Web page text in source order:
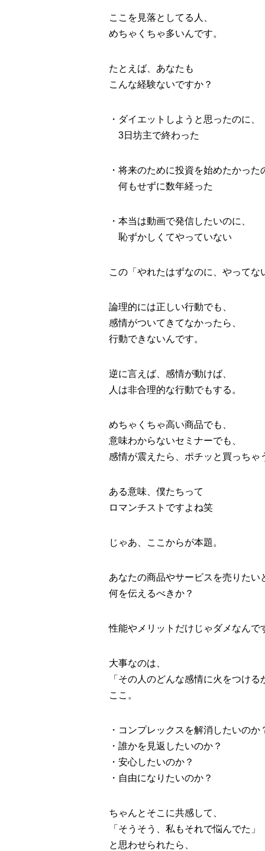
ここを見落としてる人、
めちゃくちゃ多いんです。
たとえば、あなたも
こんな経験ないですか？
・ダイエットしようと思ったのに、
3日坊主で終わった
・将来のために投資を始めたかった
何もせずに数年経った
・本当は動画で発信したいのに、
恥ずかしくてやっていない
この「やれたはずなのに、やってな
論理的には正しい行動でも、
感情がついてきてなかったら、
行動できないんです。
逆に言えば、感情が動けば、
人は非合理的な行動でもする。
めちゃくちゃ高い商品でも、
意味わからないセミナーでも、
感情が震えたら、ポチッと買っちゃ
ある意味、僕たちって
ロマンチストですよね笑
じゃあ、ここからが本題。
あなたの商品やサービスを売りたい
何を伝えるべきか？
性能やメリットだけじゃダメなんで
大事なのは、
「その人のどんな感情に火をつける
ここ。
・コンプレックスを解消したいのか
・誰かを見返したいのか？
・安心したいのか？
・自由になりたいのか？
ちゃんとそこに共感して、
「そうそう、私もそれで悩んでた」
と思わせられたら、